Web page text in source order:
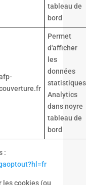
tableau de
bord
Permet
d'afficher
les
données
statistiques
Analytics
dans noyre
tableau de
bord
:
les cookies (ou